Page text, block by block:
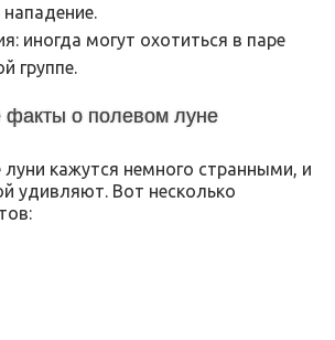
иногда могут охотиться в паре
группе.
факты о полевом луне
кажутся немного странными, и
удивляют. Вот несколько